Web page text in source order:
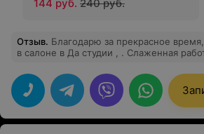
144 руб. 240 руб.
Отзыв. Благодарю за прекрасное
в салоне в Да студии , . Слаженная
ответы на все вопросы клиента. Я
перманентом бровей, выполненной Топ
Марией . Все было безупречно , но хочу
только архитектуру, мастерство
высокий профессиональный подход